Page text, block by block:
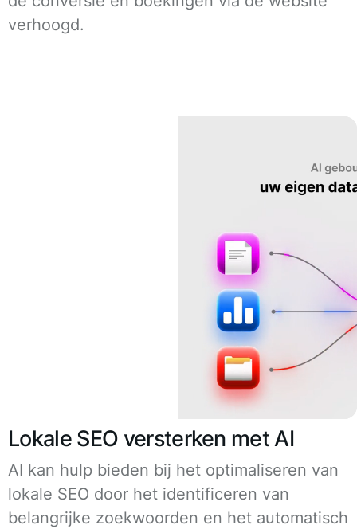
verhoogd.
Lokale SEO versterken met AI
AI kan hulp bieden bij het optimaliseren van
lokale SEO door het identificeren van
belangrijke zoekwoorden en het automatisch